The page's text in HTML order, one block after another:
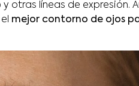
otras líneas de expresión.
mejor contorno de ojos